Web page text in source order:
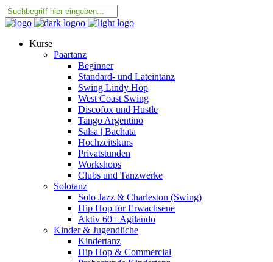
Kurse
Paartanz
Beginner
Standard- und Lateintanz
Swing Lindy Hop
West Coast Swing
Discofox und Hustle
Tango Argentino
Salsa | Bachata
Hochzeitskurs
Privatstunden
Workshops
Clubs und Tanzwerke
Solotanz
Solo Jazz & Charleston (Swing)
Hip Hop für Erwachsene
Aktiv 60+ Agilando
Kinder & Jugendliche
Kindertanz
Hip Hop & Commercial